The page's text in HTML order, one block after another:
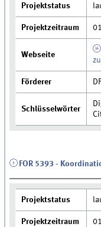
Projektstatus
Projektzeitraum
Webseite
Förderer
Schlüsselwörter
FOR 5393 -
Projektstatus
Projektzeitraum